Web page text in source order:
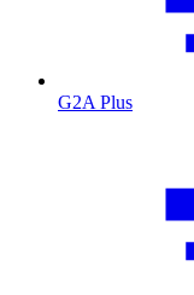
G2A Plus